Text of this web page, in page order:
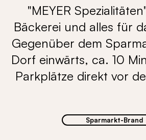
"MEYER
Bäckerei und alles für
Gegenüber dem
Dorf einwärts, ca. 10
Parkplätze direkt vor
Sparmarkt-Brand